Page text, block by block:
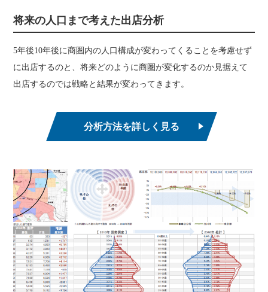
将来の人口まで考えた出店分析
5年後10年後に商圏内の人口構成が変わってくることを考慮せず
に出店するのと、将来どのように商圏が変化するのか見据えて
出店するのでは戦略と結果が変わってきます。
分析方法を詳しく見る